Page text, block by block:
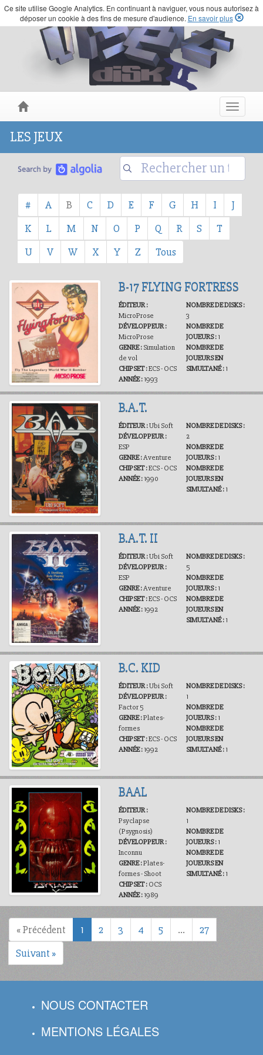
Ce site utilise Google Analytics. En continuant à naviguer, vous nous autorisez à
déposer un cookie à des fins de mesure d'audience. En savoir plus
Toggle
LES JEUX
# A B C D E F G H I
J
K
L M N O P Q R S
T
U
V W X Y Z Tous
B-17 FLYING FORTRESS
ÉDITEUR :
MicroProse
DÉVELOPPEUR :
MicroProse
GENRE :Simulation
de vol
CHIPSET :ECS - OCS
ANNÉE :1993
NOMBRE DE DISKS :
3
NOMBRE DE
JOUEURS :1
NOMBRE DE
JOUEURS EN
SIMULTANÉ :1
B.A.T.
ÉDITEUR :Ubi Soft
DÉVELOPPEUR :
ESP
GENRE :Aventure
CHIPSET :ECS - OCS
ANNÉE :1990
NOMBRE DE DISKS :
2
NOMBRE DE
JOUEURS :1
NOMBRE DE
JOUEURS EN
SIMULTANÉ :1
B.A.T. II
ÉDITEUR :Ubi Soft
DÉVELOPPEUR :
ESP
GENRE :Aventure
CHIPSET :ECS - OCS
ANNÉE :1992
NOMBRE DE DISKS :
5
NOMBRE DE
JOUEURS :1
NOMBRE DE
JOUEURS EN
SIMULTANÉ :1
B.C. KID
ÉDITEUR :Ubi Soft
DÉVELOPPEUR :
Factor 5
GENRE :Plates-
formes
CHIPSET :ECS - OCS
ANNÉE :1992
NOMBRE DE DISKS :
1
NOMBRE DE
JOUEURS :1
NOMBRE DE
JOUEURS EN
SIMULTANÉ :1
BAAL
ÉDITEUR :
Psyclapse
(Psygnosis)
DÉVELOPPEUR :
Inconnu
GENRE :Plates-
formes - Shoot
CHIPSET :OCS
ANNÉE :1989
NOMBRE DE DISKS :
1
NOMBRE DE
JOUEURS :1
NOMBRE DE
JOUEURS EN
SIMULTANÉ :1
« Précédent 1 2 3 4 5 …
27
Suivant »
NOUS CONTACTER
MENTIONS LÉGALES